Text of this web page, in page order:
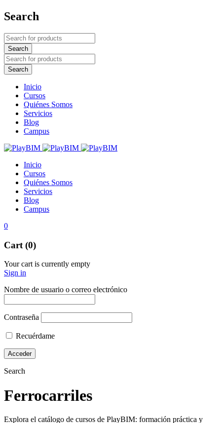
Search
Inicio
Cursos
Quiénes Somos
Servicios
Blog
Campus
Inicio
Cursos
Quiénes Somos
Servicios
Blog
Campus
0
Cart (0)
Your cart is currently empty
Sign in
Nombre de usuario o correo electrónico
Contraseña
Recuérdame
Search
Ferrocarriles
Explora el catálogo de cursos de PlayBIM: formación práctica y